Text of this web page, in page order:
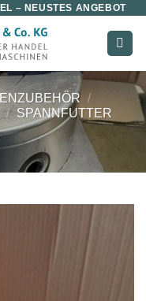
– NEUSTES ANGEBOT
/
/ SPANNFUTTER